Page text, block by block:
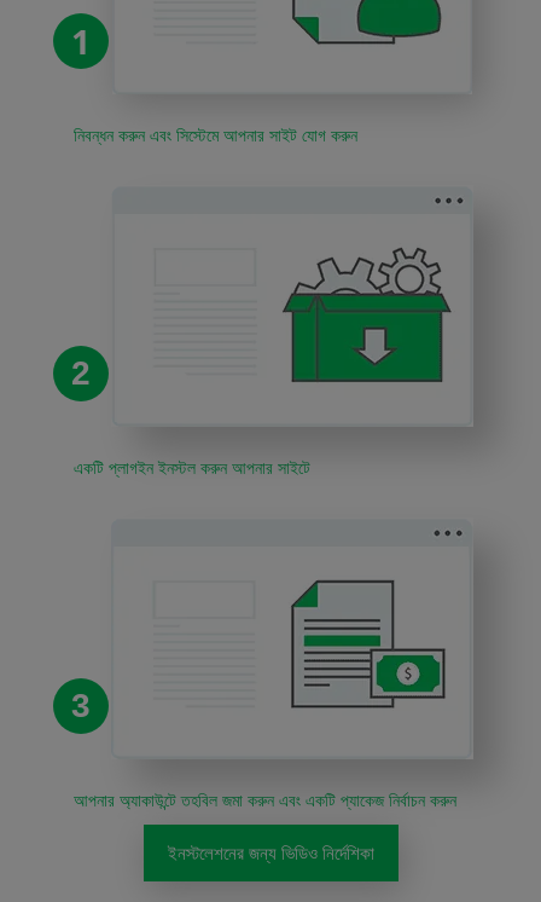
1
নিবন্ধন করুন এবং সিস্টেমে আপনার সাইট যোগ করুন
2
একটি প্লাগইন ইনস্টল করুন আপনার সাইটে
3
আপনার অ্যাকাউন্টে তহবিল জমা করুন এবং একটি প্যাকেজ নির্বাচন করুন
ইনস্টলেশনের জন্য ভিডিও নির্দেশিকা